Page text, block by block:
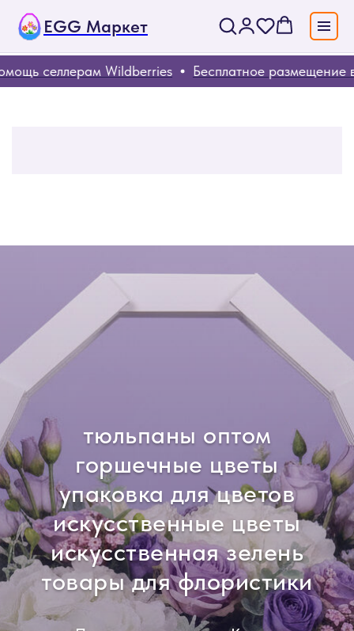
EGG Маркет
Wildberries Бесплатное размещение ваших
тюльпаны оптом
горшечные цветы
упаковка для цветов
искусственные цветы
искусственная зелень
товары для флористики